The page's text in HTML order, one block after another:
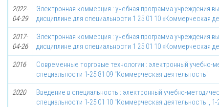
2022-
04-29
Электронная коммерция : учебная программа учреждения
дисциплине для специальности 1 25 01 10 «Коммерческая
2017-
04-26
Электронная коммерция : учебная программа учреждения
дисциплине для специальности 1 25 01 10 «Коммерческая
2016
Современные торговые технологии : электронный учебно-
специальности 1-25 81 09 "Коммерческая деятельность"
2020
Введение в специальность : электронный учебно-
специальности 1-25 01 10 "Коммерческая деятельность",